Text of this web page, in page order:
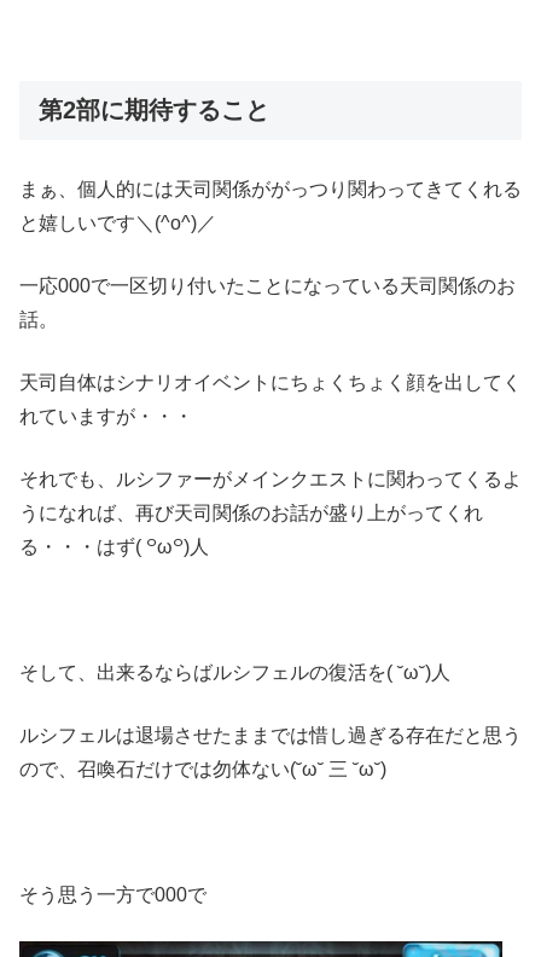
第2部に期待すること
まぁ、個人的には天司関係ががっつり関わってきてくれる
と嬉しいです＼(^o^)／
一応000で一区切り付いたことになっている天司関係のお
話。
天司自体はシナリオイベントにちょくちょく顔を出してく
れていますが・・・
それでも、ルシファーがメインクエストに関わってくるよ
うになれば、再び天司関係のお話が盛り上がってくれ
る・・・はず( ꒪ω꒪)人
そして、出来るならばルシフェルの復活を( ˘ω˘)人
ルシフェルは退場させたままでは惜し過ぎる存在だと思う
ので、召喚石だけでは勿体ない(˘ω˘ 三 ˘ω˘)
そう思う一方で000で